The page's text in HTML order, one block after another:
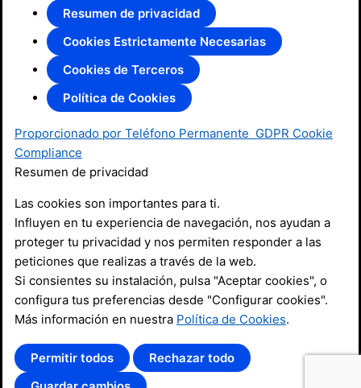
Resumen de privacidad
Cookies Estrictamente Necesarias
Cookies de Terceros
Política de Cookies
Proporcionado por Teléfono Permanente GDPR Cookie
Compliance
Resumen de privacidad
Las cookies son importantes para ti.
Influyen en tu experiencia de navegación, nos ayudan a
proteger tu privacidad y nos permiten responder a las
peticiones que realizas a través de la web.
Si consientes su instalación, pulsa "Aceptar cookies", o
configura tus preferencias desde "Configurar cookies".
Más información en nuestra Política de Cookies.
Permitir todos
Rechazar todo